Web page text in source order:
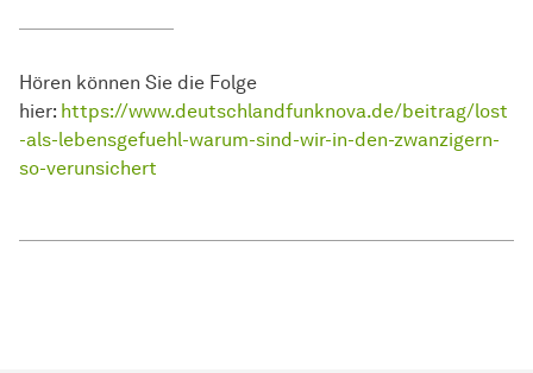
Hören können Sie die Folge
hier: https://www.deutschlandfunknova.de/beitrag/lost
-als-lebensgefuehl-warum-sind-wir-in-den-zwanzigern-
so-verunsichert